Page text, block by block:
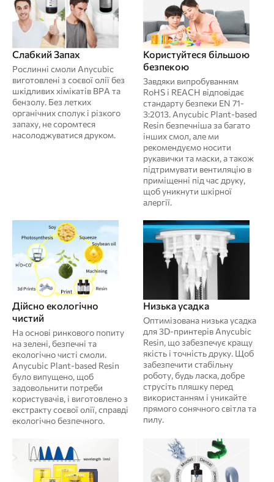
Слабкий Запах
Рослинні смоли Anycubic
виготовлені з соєвої олії без
шкідливих хімікатів BPA та
бензолу. Без летких
органічних сполук і різкого
запаху, не соромтеся
насолоджуватися друком.
Користуйтеся більшою
безпекою
Завдяки випробуванням
RoHS і REACH відповідає
стандарту безпеки EN 71-
3:2013. Anycubic Plant-based
Resin безпечніша за багато
інших смол, але ми
рекомендуємо носити
рукавички та маски, а також
підтримувати вентиляцію в
приміщенні під час друку,
щоб уникнути шкірної
алергії.
Дійсно екологічно
чистий
На основі ринкового попиту
на зелені, безпечні та
екологічно чисті смоли.
Anycubic Plant-based Resin
було випущено, щоб
задовольнити потреби
користувачів, і виготовлено з
екстракту соєвої олії, справді
екологічно безпечного.
Низька усадка
Оптимізована низька усадка
для 3D-принтерів Anycubic
Resin, що забезпечує кращу
якість і точність друку. Щоб
забезпечити стабільну
роботу, будь ласка, добре
струсіть пляшку перед
використанням і уникайте
прямого сонячного світла та
пилу.